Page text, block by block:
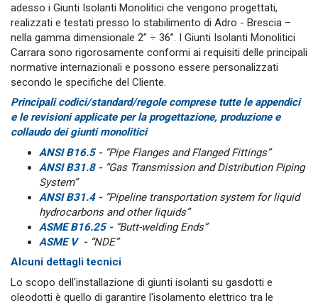
adesso i Giunti Isolanti Monolitici che vengono progettati,
realizzati e testati presso lo stabilimento di Adro - Brescia –
nella gamma dimensionale 2” ÷ 36”. I Giunti Isolanti Monolitici
Carrara sono rigorosamente conformi ai requisiti delle principali
normative internazionali e possono essere personalizzati
secondo le specifiche del Cliente.
Principali codici/standard/regole comprese tutte le appendici
e le revisioni applicate per la progettazione, produzione e
collaudo dei giunti monolitici
ANSI B16.5 - “Pipe Flanges and Flanged Fittings”
ANSI B31.8 - “Gas Transmission and Distribution Piping
System”
ANSI B31.4 - “Pipeline transportation system for liquid
hydrocarbons and other liquids”
ASME B16.25 - “Butt-welding Ends”
ASME V - “NDE”
Alcuni dettagli tecnici
Lo scopo dell'installazione di giunti isolanti su gasdotti e
oleodotti è quello di garantire l'isolamento elettrico tra le